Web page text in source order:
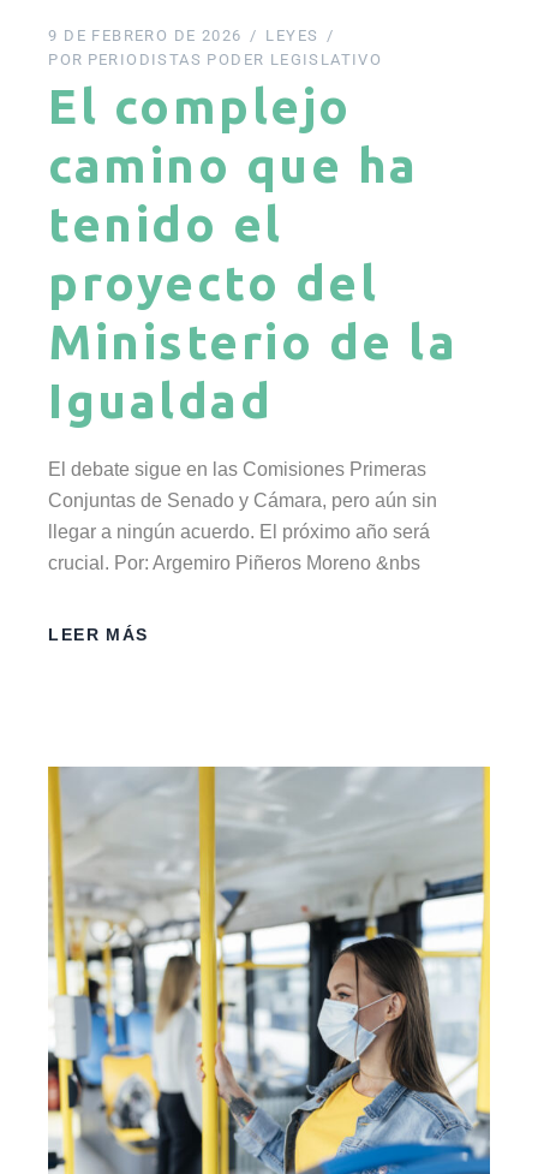
9 DE FEBRERO DE 2026
LEYES
POR PERIODISTAS PODER LEGISLATIVO
El complejo
camino que ha
tenido el
proyecto del
Ministerio de la
Igualdad
El debate sigue en las Comisiones Primeras
Conjuntas de Senado y Cámara, pero aún sin
llegar a ningún acuerdo. El próximo año será
crucial. Por: Argemiro Piñeros Moreno &nbs
LEER MÁS